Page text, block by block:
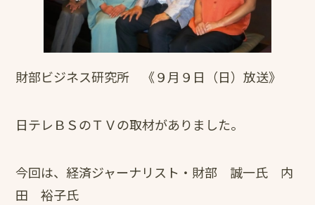
財部ビジネス研究所 《９月９日（日）放送》
日テレＢＳのＴＶの取材がありました。
今回は、経済ジャーナリスト・財部 誠一氏 内
田 裕子氏